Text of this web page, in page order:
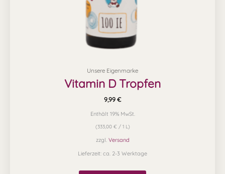
Unsere Eigenmarke
Vitamin D Tropfen
9,99 €
Enthält 19% MwSt.
(333,00 € / 1 L)
zzgl. Versand
Lieferzeit: ca. 2-3 Werktage